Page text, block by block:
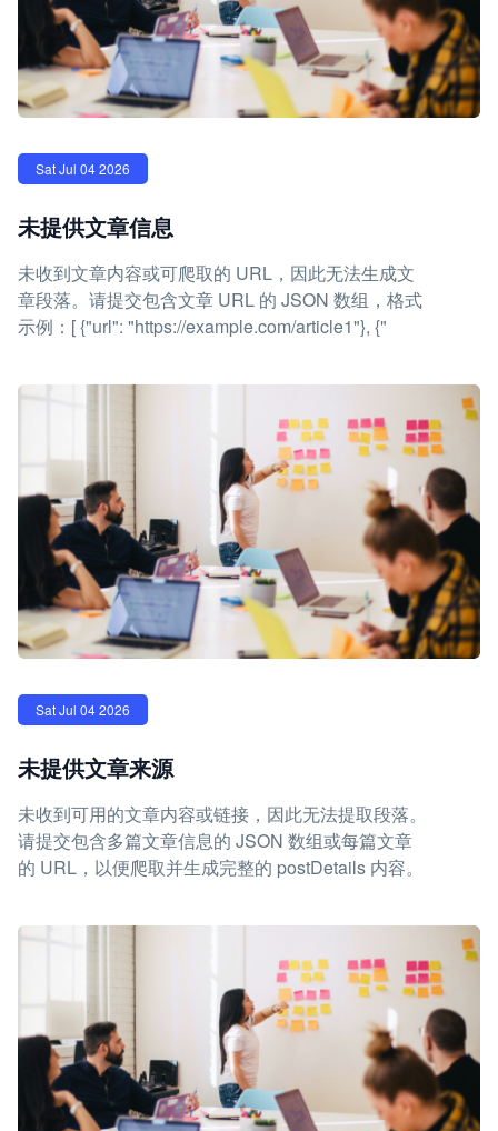
Sat Jul 04 2026
未提供文章信息
未收到文章内容或可爬取的 URL，因此无法生成文
章段落。请提交包含文章 URL 的 JSON 数组，格式
示例：[ {"url": "https://example.com/article1"}, {"
Sat Jul 04 2026
未提供文章来源
未收到可用的文章内容或链接，因此无法提取段落。
请提交包含多篇文章信息的 JSON 数组或每篇文章
的 URL，以便爬取并生成完整的 postDetails 内容。